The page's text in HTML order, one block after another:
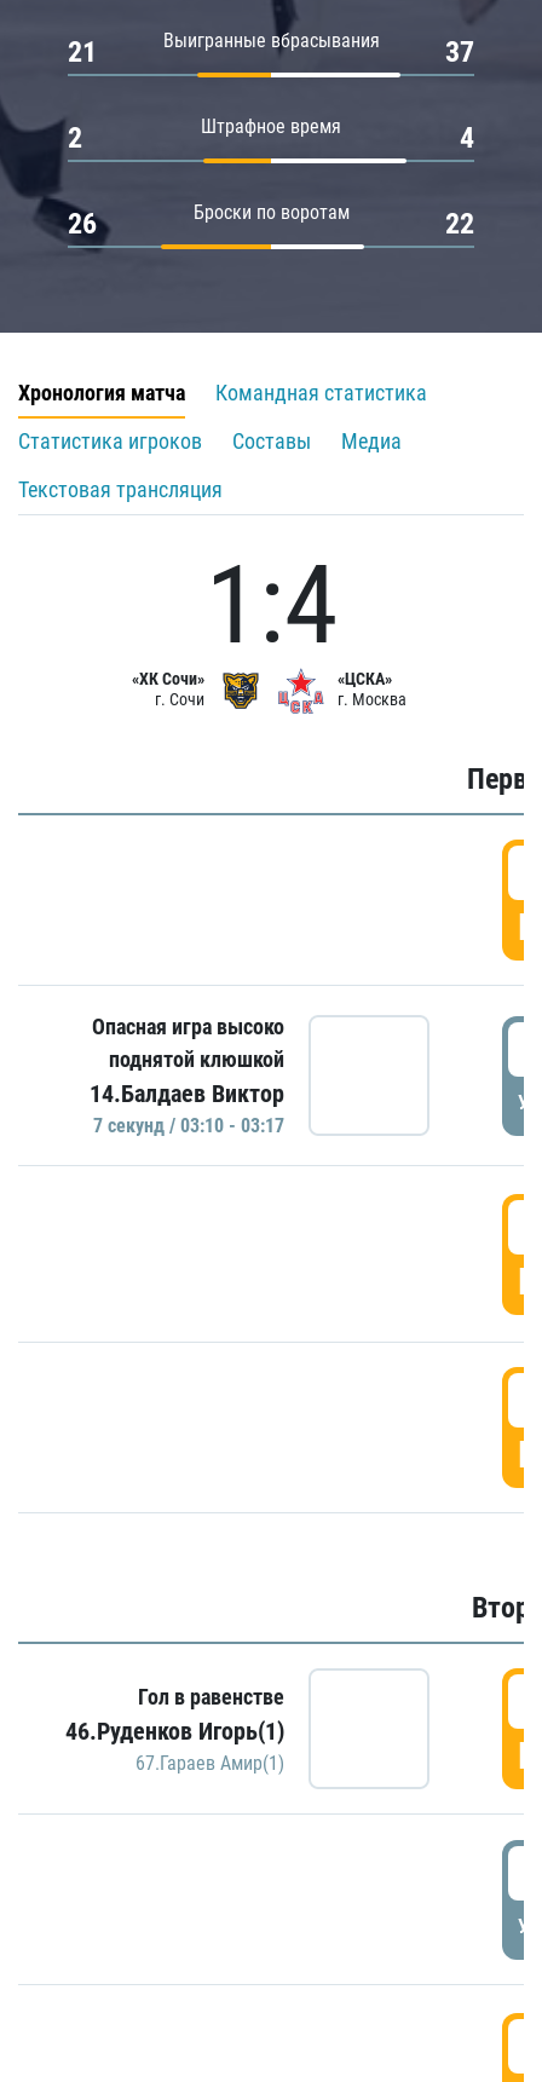
Выигранные вбрасывания
21 37
Штрафное время
2 4
Броски по воротам
26 22
Хронология матча
Командная статистика
Статистика игроков
Составы
Медиа
Текстовая трансляция
«ХК Сочи»
г. Сочи
1:4
«ЦСКА»
г. Москва
Опасная игра высоко
поднятой клюшкой
14.Балдаев Виктор
7 секунд / 03:10 - 03:17
Гол в равенстве
46.Руденков Игорь(1)
67.Гараев Амир(1)